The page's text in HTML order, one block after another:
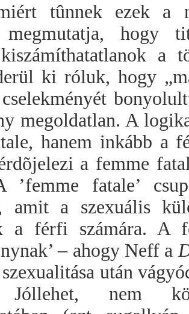
tûnnek ezek a
megmutatja, hogy
kiszámíthatatlanok a
ki róluk, hogy
megoldatlan. A
hanem inkább a
a femme
’femme fatale’
amit a szexuális
a férfi számára. A
– ahogy Neff a
után
Jóllehet, nem